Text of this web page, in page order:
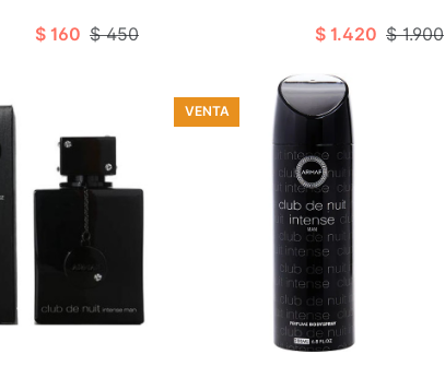
$ 160 $ 450 $ 1.420 $ 1.900
Añadir al carro
VENTA
Añadir al carro